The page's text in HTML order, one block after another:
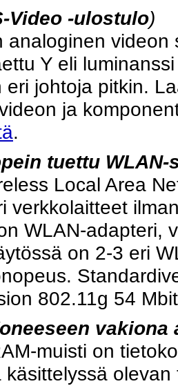
Video -ulostulo)
analoginen
Y eli
eri johtoja pitkin.
ja
.
tuettu WLAN-
Local Area
verkkolaitteet
WLAN-adapteri,
on 2-3 eri
802.11g 54
vakiona
muisti on
käsittelyssä